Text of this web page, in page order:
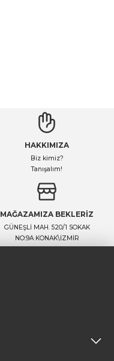
HAKKIMIZA
Biz kimiz?
Tanışalım!
MAĞAZAMIZA BEKLERİZ
GÜNEŞLİ MAH. 520/1 SOKAK
NO:9A KONAK\İZMİR